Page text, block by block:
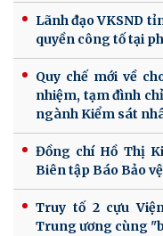
Lãnh đạo VKSND
quyền công tố tại
Quy chế mới về
nhiệm, tạm đình
ngành Kiểm sát
Đồng chí Hồ Thị
Biên tập Báo Bảo
Truy tố 2 cựu
Trung ương cùng